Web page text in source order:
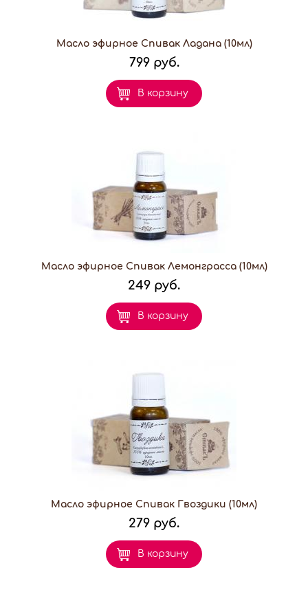
Масло эфирное Спивак Ладана (10мл)
799 руб.
В корзину
Масло эфирное Спивак Лемонграсса (10мл)
249 руб.
В корзину
Масло эфирное Спивак Гвоздики (10мл)
279 руб.
В корзину